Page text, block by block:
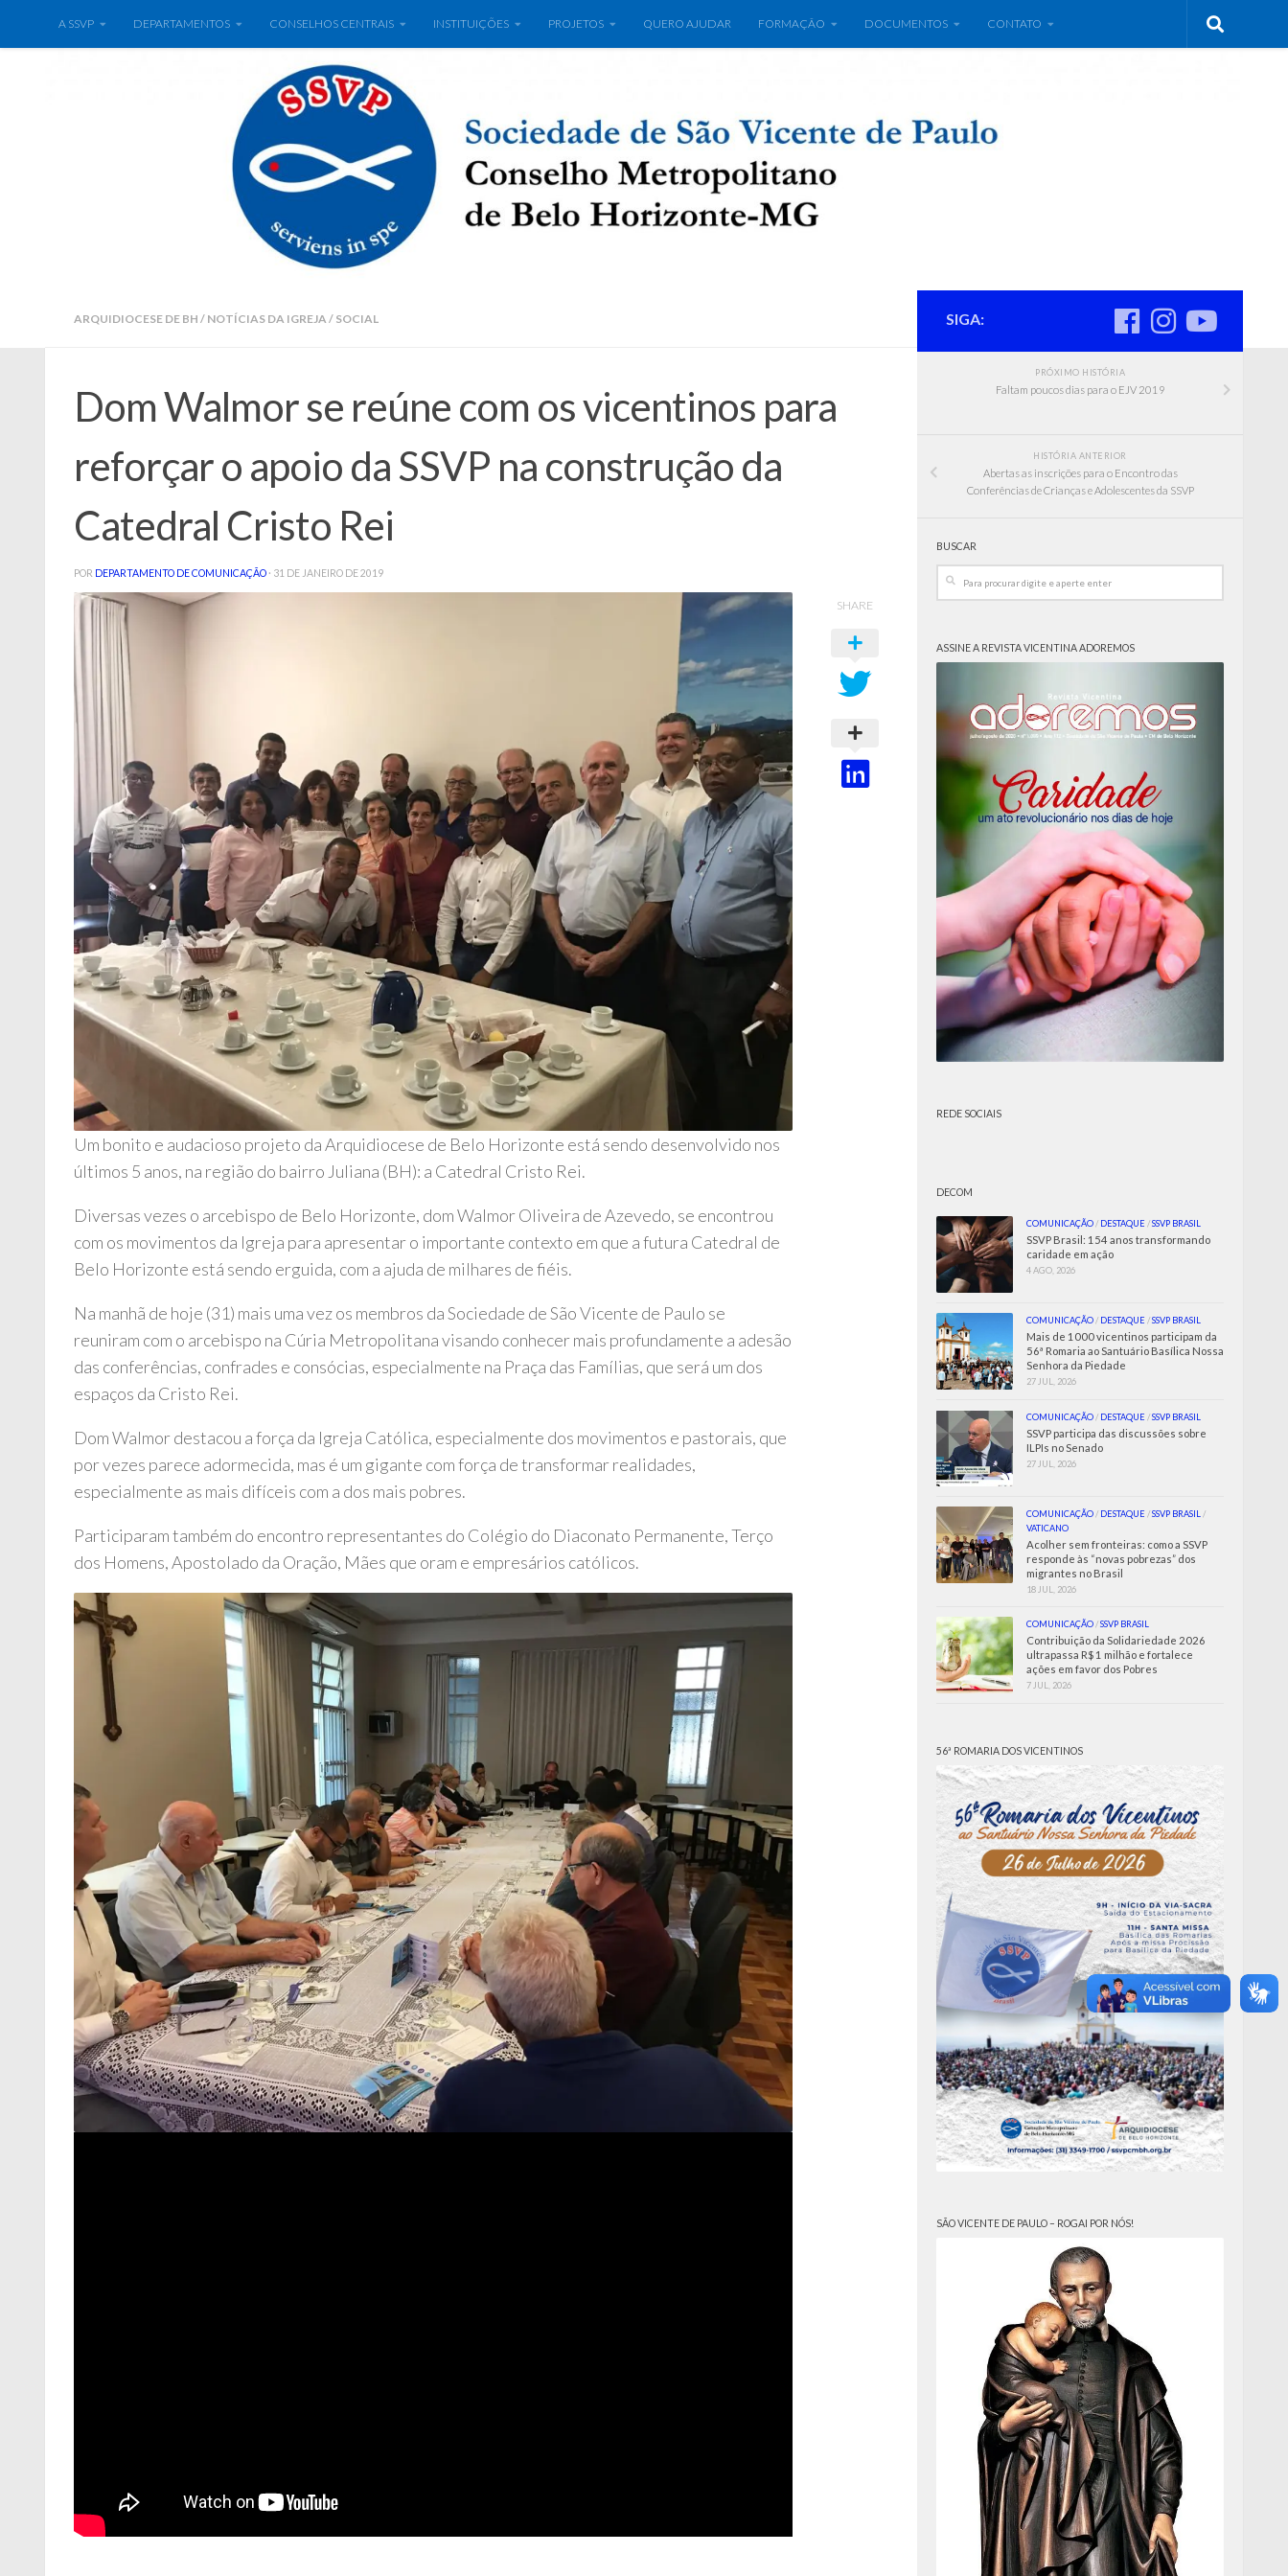
A SSVP DEPARTAMENTOS CONSELHOS CENTRAIS INSTITUIÇÕES PROJETOS QUERO AJUDAR FORMAÇÃO DOCUMENTOS CONTATO
ARQUIDIOCESE DE BH / NOTÍCIAS DA IGREJA/ SOCIAL
Dom Walmor se reúne com os vicentinos para
reforçar o apoio da SSVP na construção da
Catedral Cristo Rei
POR DEPARTAMENTO DE COMUNICAÇÃO · 31 DE JANEIRO DE 2019
Um bonito e audacioso projeto da Arquidiocese de Belo Horizonte está sendo desenvolvido nos
últimos 5 anos, na região do bairro Juliana (BH): a Catedral Cristo Rei.
Diversas vezes o arcebispo de Belo Horizonte, dom Walmor Oliveira de Azevedo, se encontrou
com os movimentos da Igreja para apresentar o importante contexto em que a futura Catedral de
Belo Horizonte está sendo erguida, com a ajuda de milhares de fiéis.
Na manhã de hoje (31) mais uma vez os membros da Sociedade de São Vicente de Paulo se
reuniram com o arcebispo na Cúria Metropolitana visando conhecer mais profundamente a adesão
das conferências, confrades e consócias, especialmente na Praça das Famílias, que será um dos
espaços da Cristo Rei.
Dom Walmor destacou a força da Igreja Católica, especialmente dos movimentos e pastorais, que
por vezes parece adormecida, mas é um gigante com força de transformar realidades,
especialmente as mais difíceis com a dos mais pobres.
Participaram também do encontro representantes do Colégio do Diaconato Permanente, Terço
dos Homens, Apostolado da Oração, Mães que oram e empresários católicos.
SHARE
SIGA:
PRÓXIMO HISTÓRIA
Faltam poucos dias para o EJV 2019
HISTÓRIA ANTERIOR
Abertas as inscrições para o Encontro das
Conferências de Crianças e Adolescentes da SSVP
BUSCAR
ASSINE A REVISTA VICENTINA ADOREMOS
REDE SOCIAIS
DECOM
COMUNICAÇÃO / DESTAQUE /SSVP BRASIL
SSVP Brasil: 154 anos transformando
caridade em ação
4 AGO, 2026
COMUNICAÇÃO / DESTAQUE /SSVP BRASIL
Mais de 1000 vicentinos participam da
56ª Romaria ao Santuário Basílica Nossa
Senhora da Piedade
27 JUL, 2026
COMUNICAÇÃO / DESTAQUE /SSVP BRASIL
SSVP participa das discussões sobre
ILPIs no Senado
27 JUL, 2026
COMUNICAÇÃO / DESTAQUE /SSVP BRASIL /
VATICANO
Acolher sem fronteiras: como a SSVP
responde às “novas pobrezas” dos
migrantes no Brasil
18 JUL, 2026
COMUNICAÇÃO /SSVP BRASIL
Contribuição da Solidariedade 2026
ultrapassa R$ 1 milhão e fortalece
ações em favor dos Pobres
7 JUL, 2026
56ª ROMARIA DOS VICENTINOS
SÃO VICENTE DE PAULO – ROGAI POR NÓS!